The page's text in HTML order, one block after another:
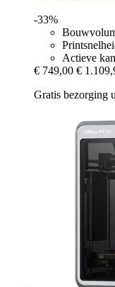
-33%
Actieve
€ 749,00 €
Gratis bezorging